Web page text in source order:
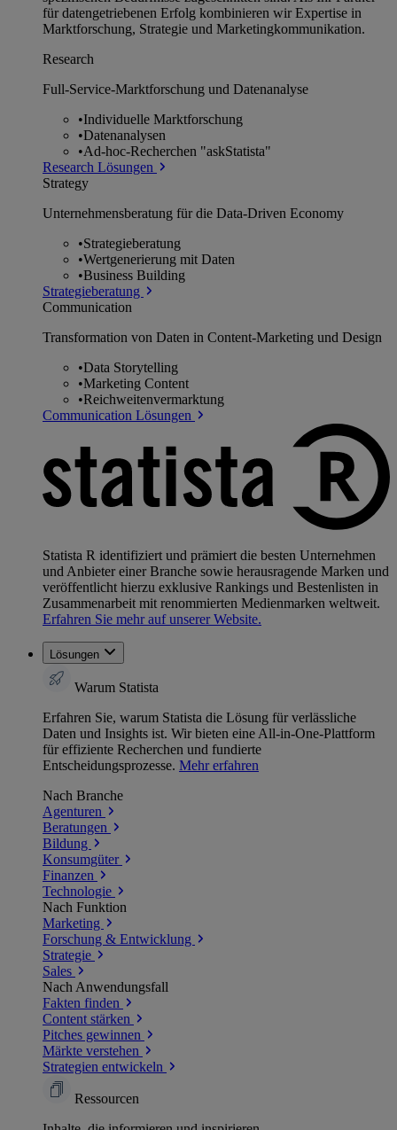
für datengetriebenen Erfolg kombinieren wir Expertise in
Marktforschung, Strategie und Marketingkommunikation.
Research
Full-Service-Marktforschung und Datenanalyse
•Individuelle Marktforschung
•Datenanalysen
•Ad-hoc-Recherchen "askStatista"
Research Lösungen
Strategy
Unternehmens­beratung für die Data-Driven Economy
•Strategieberatung
•Wertgenerierung mit Daten
•Business Building
Strategieberatung
Communication
Transformation von Daten in Content-Marketing und Design
•Data Storytelling
•Marketing Content
•Reichweitenvermarktung
Communication Lösungen
Statista R identifiziert und prämiert die besten Unternehmen
und Anbieter einer Branche sowie herausragende Marken und
veröffentlicht hierzu exklusive Rankings und Bestenlisten in
Zusammenarbeit mit renommierten Medienmarken weltweit.
Erfahren Sie mehr auf unserer Website.
Lösungen
Warum Statista
Erfahren Sie, warum Statista die Lösung für verlässliche
Daten und Insights ist. Wir bieten eine All-in-One-Plattform
für effiziente Recherchen und fundierte
Entscheidungsprozesse. Mehr erfahren
Nach Branche
Agenturen
Beratungen
Bildung
Konsumgüter
Finanzen
Technologie
Nach Funktion
Marketing
Forschung & Entwicklung
Strategie
Sales
Nach Anwendungsfall
Fakten finden
Content stärken
Pitches gewinnen
Märkte verstehen
Strategien entwickeln
Ressourcen